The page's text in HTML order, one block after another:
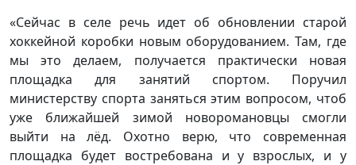
«Сейчас в селе речь идет об обновлении старой
хоккейной коробки новым оборудованием. Там, где
мы это делаем, получается практически новая
площадка для занятий спортом. Поручил
министерству спорта заняться этим вопросом, чтоб
уже ближайшей зимой новоромановцы смогли
выйти на лёд. Охотно верю, что современная
площадка будет востребована и у взрослых, и у